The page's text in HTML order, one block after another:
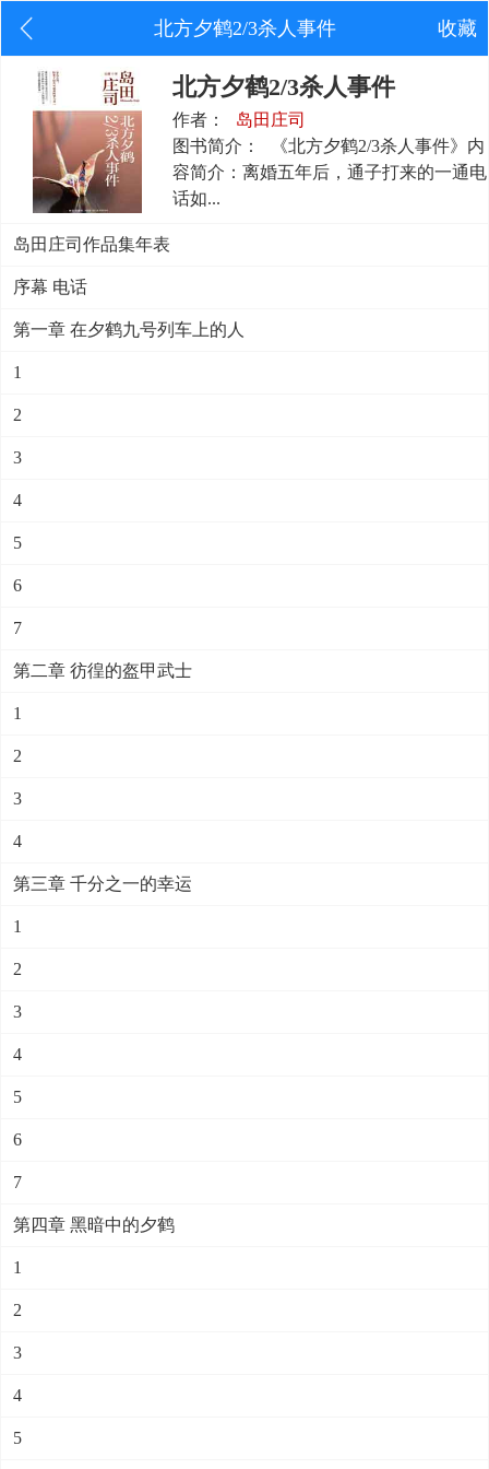
北方夕鹤2/3杀人事件 收藏
北方夕鹤2/3杀人事件
作者：
岛田庄司
图书简介：
《北方夕鹤2/3杀人事件》内
容简介：离婚五年后，通子打来的一通电
话如...
岛田庄司作品集年表
序幕 电话
第一章 在夕鹤九号列车上的人
1
2
3
4
5
6
7
第二章 彷徨的盔甲武士
1
2
3
4
第三章 千分之一的幸运
1
2
3
4
5
6
7
第四章 黑暗中的夕鹤
1
2
3
4
5